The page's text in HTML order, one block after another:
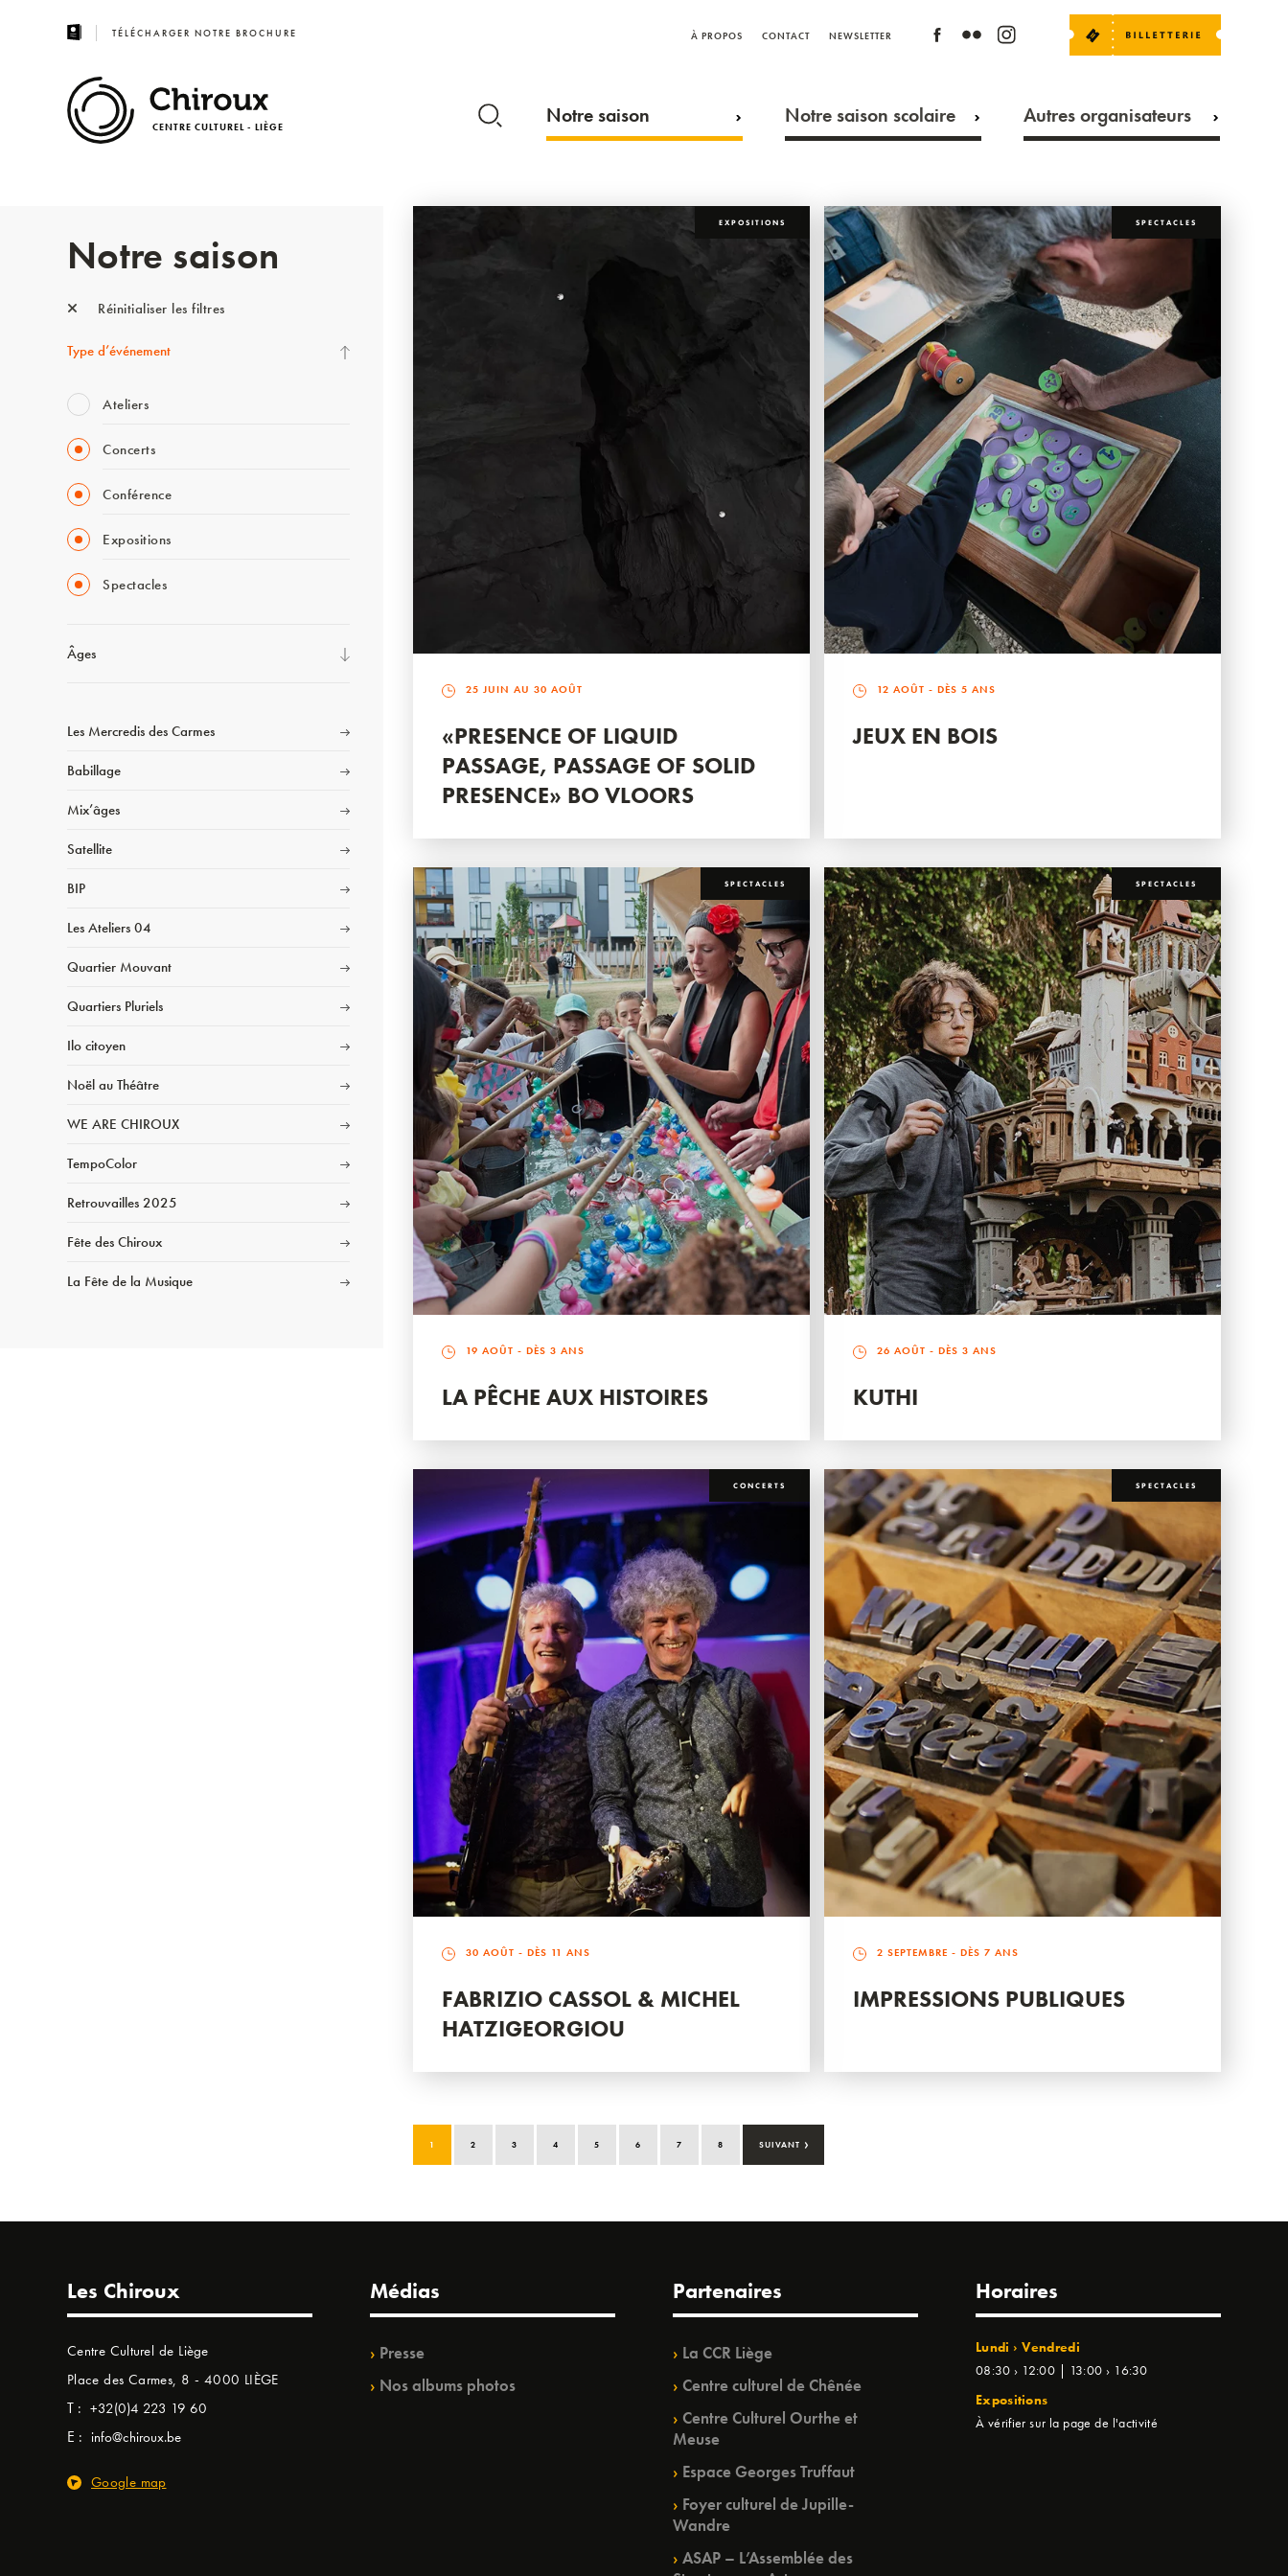
TÉLÉCHARGER NOTRE BROCHURE À PROPOS CONTACT NEWSLETTER
CENTRE CULTUREL - LIÈGE Notre saison Notre saison scolaire Autres organisateurs
Notre saison
Réinitialiser les filtres
Type d’événement
Ateliers
Concerts
Conférence
Expositions
Spectacles
Âges
Les Mercredis des Carmes
Babillage
Mix’âges
Satellite
BIP
Les Ateliers 04
Quartier Mouvant
Quartiers Pluriels
Ilo citoyen
Noël au Théâtre
WE ARE CHIROUX
TempoColor
Retrouvailles 2025
Fête des Chiroux
La Fête de la Musique
EXPOSITIONS
25 JUIN AU 30 AOÛT
«PRESENCE OF LIQUID
PASSAGE, PASSAGE OF SOLID
PRESENCE» BO VLOORS
SPECTACLES
12 AOÛT - DÈS 5 ANS
JEUX EN BOIS
SPECTACLES
19 AOÛT - DÈS 3 ANS
LA PÊCHE AUX HISTOIRES
SPECTACLES
26 AOÛT - DÈS 3 ANS
KUTHI
CONCERTS
30 AOÛT - DÈS 11 ANS
FABRIZIO CASSOL & MICHEL
HATZIGEORGIOU
SPECTACLES
2 SEPTEMBRE - DÈS 7 ANS
IMPRESSIONS PUBLIQUES
1 2 3 4 5 6 7 8 SUIVANT ›
Les Chiroux
Centre Culturel de Liège
Place des Carmes, 8 - 4000 LIÈGE
T : +32(0)4 223 19 60
E : info@chiroux.be
Google map
Médias
Presse
Nos albums photos
Partenaires
La CCR Liège
Centre culturel de Chênée
Centre Culturel Ourthe et
Meuse
Espace Georges Truffaut
Foyer culturel de Jupille-
Wandre
ASAP – L’Assemblée des
Horaires
Lundi › Vendredi
08:30 › 12:00 | 13:00 › 16:30
Expositions
À vérifier sur la page de l'activité